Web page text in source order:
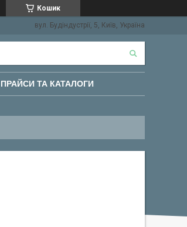
Кошик
вул. Будіндустрії, 5, Київ, Україна
ПРАЙСИ ТА КАТАЛОГИ